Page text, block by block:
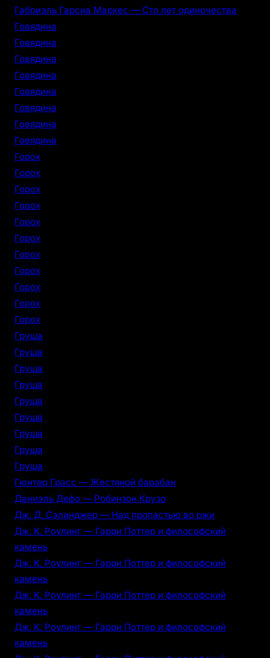
Габриэль Гарсиа Маркес — Сто лет одиночества
Говядина
Говядина
Говядина
Говядина
Говядина
Говядина
Говядина
Говядина
Горох
Горох
Горох
Горох
Горох
Горох
Горох
Горох
Горох
Горох
Горох
Груша
Груша
Груша
Груша
Груша
Груша
Груша
Груша
Груша
Гюнтер Грасс — Жестяной барабан
Даниэль Дефо — Робинзон Крузо
Дж. Д. Сэлинджер — Над пропастью во ржи
Дж. К. Роулинг — Гарри Поттер и философский
камень
Дж. К. Роулинг — Гарри Поттер и философский
камень
Дж. К. Роулинг — Гарри Поттер и философский
камень
Дж. К. Роулинг — Гарри Поттер и философский
камень